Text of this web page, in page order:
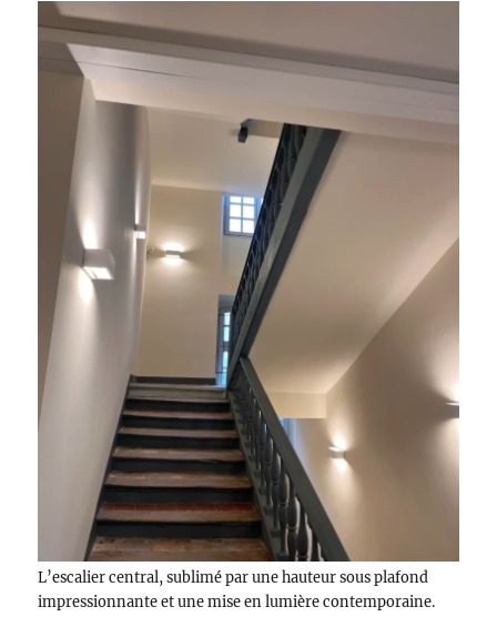
L’escalier central, sublimé par une hauteur sous plafond
impressionnante et une mise en lumière contemporaine.